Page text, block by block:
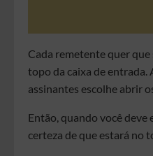
Cada remetente quer
topo da caixa de entrada.
assinantes escolhe abrir
Então, quando você deve
certeza de que estará no